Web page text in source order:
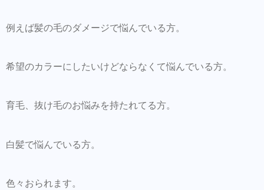
さい。
初ご来店の方はこちらで事前登録をして頂く
同時にこちらもダウンロードして頂き新規登
例えば髪の毛のダメージで悩んでいる方。
希望のカラーにしたいけどならなくて悩んでいる方。
育毛、抜け毛のお悩みを持たれてる方。
白髪で悩んでいる方。
色々おられます。